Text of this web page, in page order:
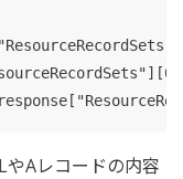
"ResourceRecordSets"
][0
response[
Aレコードの内容